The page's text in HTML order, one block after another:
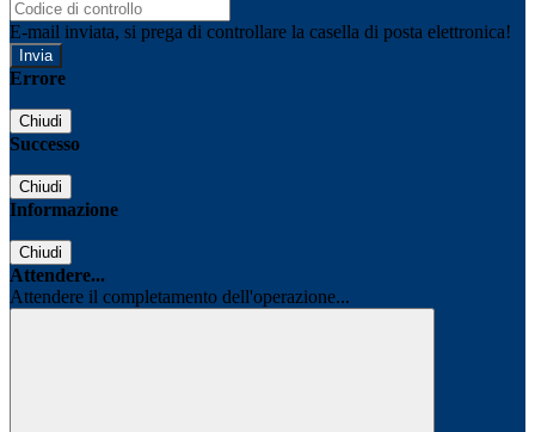
E-mail inviata, si prega di controllare la casella di posta elettronica!
Errore
Chiudi
Successo
Chiudi
Informazione
Chiudi
Attendere...
Attendere il completamento dell'operazione...